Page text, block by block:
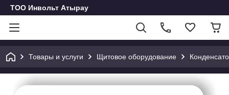
ТОО Инвольт Атырау
Товары и услуги Щитовое оборудование